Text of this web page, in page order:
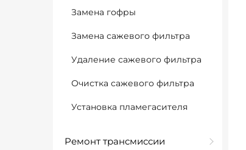
Замена гофры
Замена сажевого фильтра
Удаление сажевого фильтра
Очистка сажевого фильтра
Установка пламегасителя
Ремонт трансмиссии